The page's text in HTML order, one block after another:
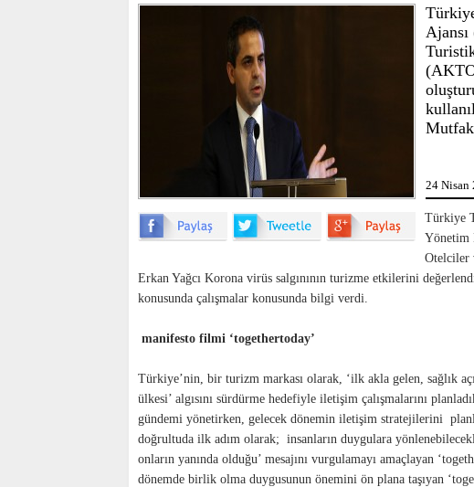
Mutfak
24 Nisan
Türkiye
Yönetim
Otelciler
Erkan Yağcı Korona virüs salgınının turizme etkilerini
konusunda çalışmalar konusunda bilgi verdi.
manifesto filmi ‘togethertoday’
Türkiye’nin, bir turizm markası olarak, ‘ilk akla gelen, sağlık
ülkesi’ algısını sürdürme hedefiyle iletişim çalışmalarını
gündemi yönetirken, gelecek dönemin iletişim stratejilerini
doğrultuda ilk adım olarak; insanların duygulara
onların yanında olduğu’ mesajını vurgulamayı amaçlayan
dönemde birlik olma duygusunun önemini ön plana taşıyan